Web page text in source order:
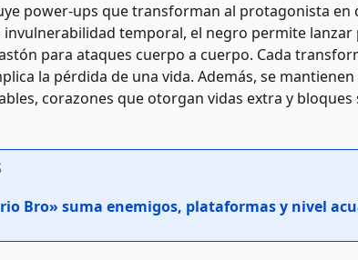
power-ups que transforman al protagonista en
temporal, el negro permite lanzar
para ataques cuerpo a cuerpo. Cada
la pérdida de una vida. Además, se
corazones que otorgan vidas extra y
Bro» suma enemigos, plataformas y nivel